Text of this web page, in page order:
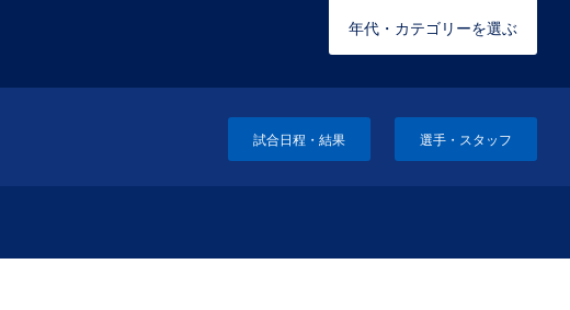
年代・カテゴリーを選ぶ
試合日程・結果 選手・スタッフ